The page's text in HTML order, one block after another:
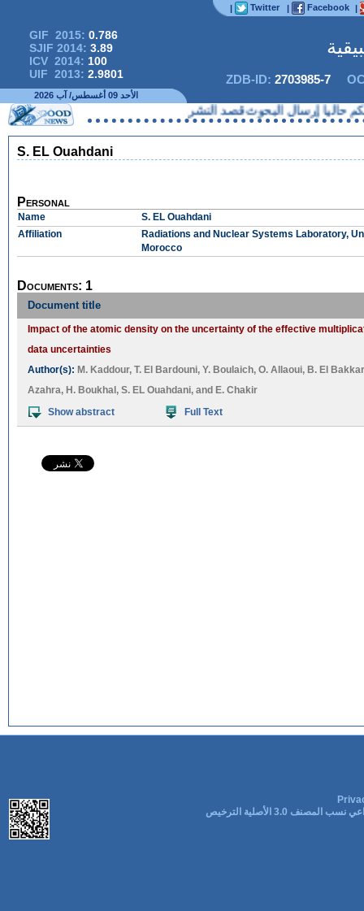
| Twitter | Facebook |
GIF 2015: 0.786
SJIF 2014: 3.89
ICV 2014: 100
UIF 2013: 2.9801 ZDB-ID: 2703985-7
الأحد 09 أغسطس/ آب 2026
إرسال البحوث قصد النشر
S. EL Ouahdani
Personal
Name
S. EL Ouahdani
Affiliation
Radiations and Nuclear Systems Laboratory,
Morocco
Documents: 1
Document title
Impact of the atomic density on the uncertainty of the effective
data uncertainties
Author(s): M. Kaddour, T. El Bardouni, Y. Boulaich, O. Allaoui, B. El
Azahra, H. Boukhal , S. EL Ouahdani, and E. Chakir
Show abstract
Full Text
المصنف 3.0 الأصلية الترخيص